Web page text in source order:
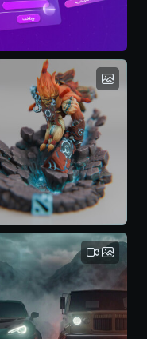
Bank
علیرضا موحدی
EarthShaker
Arcana
پارسا سپانلو